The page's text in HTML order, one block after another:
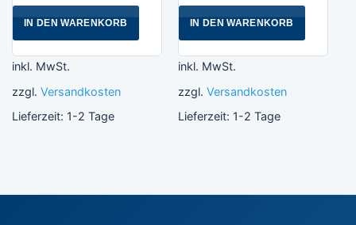
IN DEN WARENKORB
inkl. MwSt.
zzgl. Versandkosten
Lieferzeit: 1-2 Tage
IN DEN WARENKORB
inkl. MwSt.
zzgl. Versandkosten
Lieferzeit: 1-2 Tage